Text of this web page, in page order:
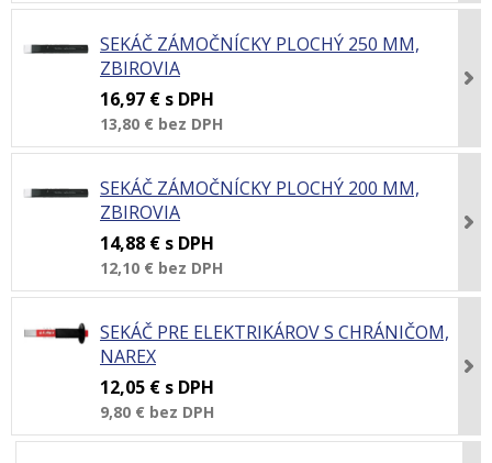
SEKÁČ ZÁMOČNÍCKY PLOCHÝ 250 MM,
ZBIROVIA
16,97 € s DPH
13,80 € bez DPH
SEKÁČ ZÁMOČNÍCKY PLOCHÝ 200 MM,
ZBIROVIA
14,88 € s DPH
12,10 € bez DPH
SEKÁČ PRE ELEKTRIKÁROV S CHRÁNIČOM,
NAREX
12,05 € s DPH
9,80 € bez DPH